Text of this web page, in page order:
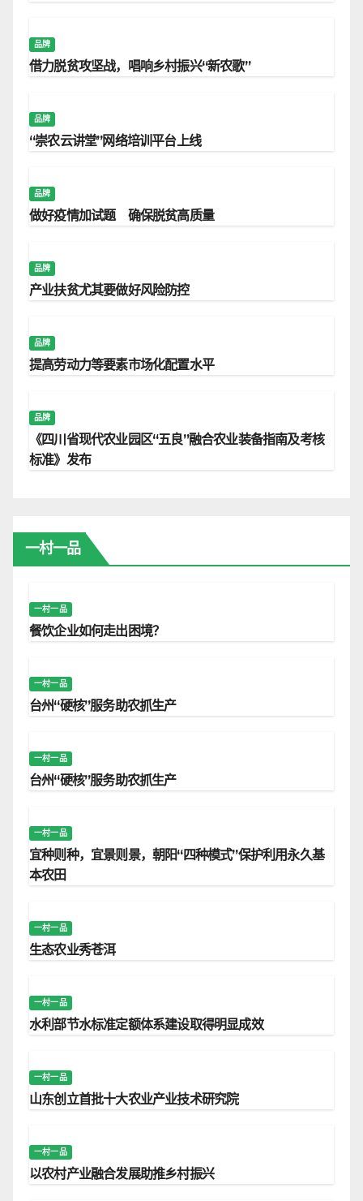
品牌
借力脱贫攻坚战，唱响乡村振兴“新农歌”
品牌
“崇农云讲堂”网络培训平台上线
品牌
做好疫情加试题 确保脱贫高质量
品牌
产业扶贫尤其要做好风险防控
品牌
提高劳动力等要素市场化配置水平
品牌
《四川省现代农业园区“五良”融合农业装备指南及考核
标准》发布
一村一品
一村一品
餐饮企业如何走出困境？
一村一品
台州“硬核”服务助农抓生产
一村一品
台州“硬核”服务助农抓生产
一村一品
宜种则种，宜景则景，朝阳“四种模式”保护利用永久基
本农田
一村一品
生态农业秀苍洱
一村一品
水利部节水标准定额体系建设取得明显成效
一村一品
山东创立首批十大农业产业技术研究院
一村一品
以农村产业融合发展助推乡村振兴